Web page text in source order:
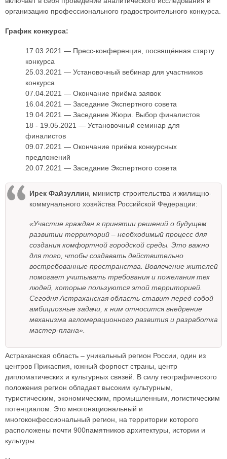
организацию профессионального градостроительного конкурса.
График конкурса:
17.03.2021 — Пресс-конференция, посвящённая старту
конкурса
25.03.2021 — Установочный вебинар для участников
конкурса
07.04.2021 — Окончание приёма заявок
16.04.2021 — Заседание Экспертного совета
19.04.2021 — Заседание Жюри. Выбор финалистов
18 - 19.05.2021 — Установочный семинар для
финалистов
09.07.2021 — Окончание приёма конкурсных
предложений
20.07.2021 — Заседание Экспертного совета
Ирек Файзуллин , министр строительства и жилищно-
коммунального хозяйства Российской Федерации:
«Участие граждан в принятии решений о будущем
развитии территорий – необходимый процесс для
создания комфортной городской среды. Это важно
для того, чтобы создавать действительно
востребованные пространства. Вовлечение жителей
помогает учитывать требования и пожелания тех
людей, которые пользуются этой территорией.
Сегодня Астраханская область ставит перед собой
амбициозные задачи, к ним относится внедрение
механизма агломерационного развития и разработка
мастер-плана».
Астраханская область – уникальный регион России, один из
центров Прикаспия, южный форпост страны, центр
дипломатических и культурных связей. В силу географического
положения регион обладает высоким культурным,
туристическим, экономическим, промышленным, логистическим
потенциалом. Это многонациональный и
многоконфессиональный регион, на территории которого
расположены почти 900памятников архитектуры, истории и
культуры.